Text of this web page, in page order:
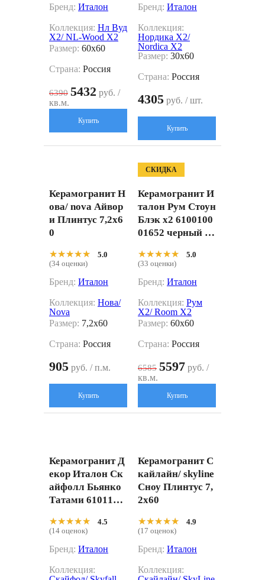
Бренд: Италон
Коллекция: Нл Вуд
X2/ NL-Wood X2
Размер: 60x60
Страна: Россия
6390 5432 руб. /
кв.м.
Купить
Бренд: Италон
Коллекция:
Нордика X2/
Nordica X2
Размер: 30x60
Страна: Россия
4305 руб. / шт.
Купить
Керамогранит Н
ова/ nova Айвор
и Плинтус 7,2x6
0
★★★★★
★★★★★
5.0
(34 оценки)
Бренд: Италон
Коллекция: Нова/
Nova
Размер: 7,2x60
Страна: Россия
905 руб. / п.м.
Купить
СКИДКА
Керамогранит И
талон Рум Стоун
Блэк x2 6100100
01652 черный 60
★★★★★
★★★★★
5.0
(33 оценки)
Бренд: Италон
Коллекция: Рум
X2/ Room X2
Размер: 60x60
Страна: Россия
6585 5597 руб. /
кв.м.
Купить
Керамогранит Д
екор Италон Ск
айфолл Бьянко
Татами 6101100
80
★★★★★
★★★★★
4.5
(14 оценок)
Бренд: Италон
Коллекция:
Керамогранит С
кайлайн/ skyline
Сноу Плинтус 7,
2x60
★★★★★
★★★★★
4.9
(17 оценок)
Бренд: Италон
Коллекция: